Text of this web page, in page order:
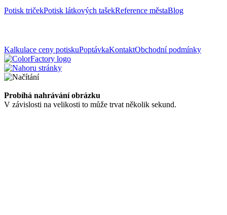
Potisk tričekPotisk látkových tašekReference městaBlog
Kalkulace ceny potiskuPoptávkaKontaktObchodní podmínky
Probíhá nahrávání obrázku
V závislosti na velikosti to může trvat několik sekund.